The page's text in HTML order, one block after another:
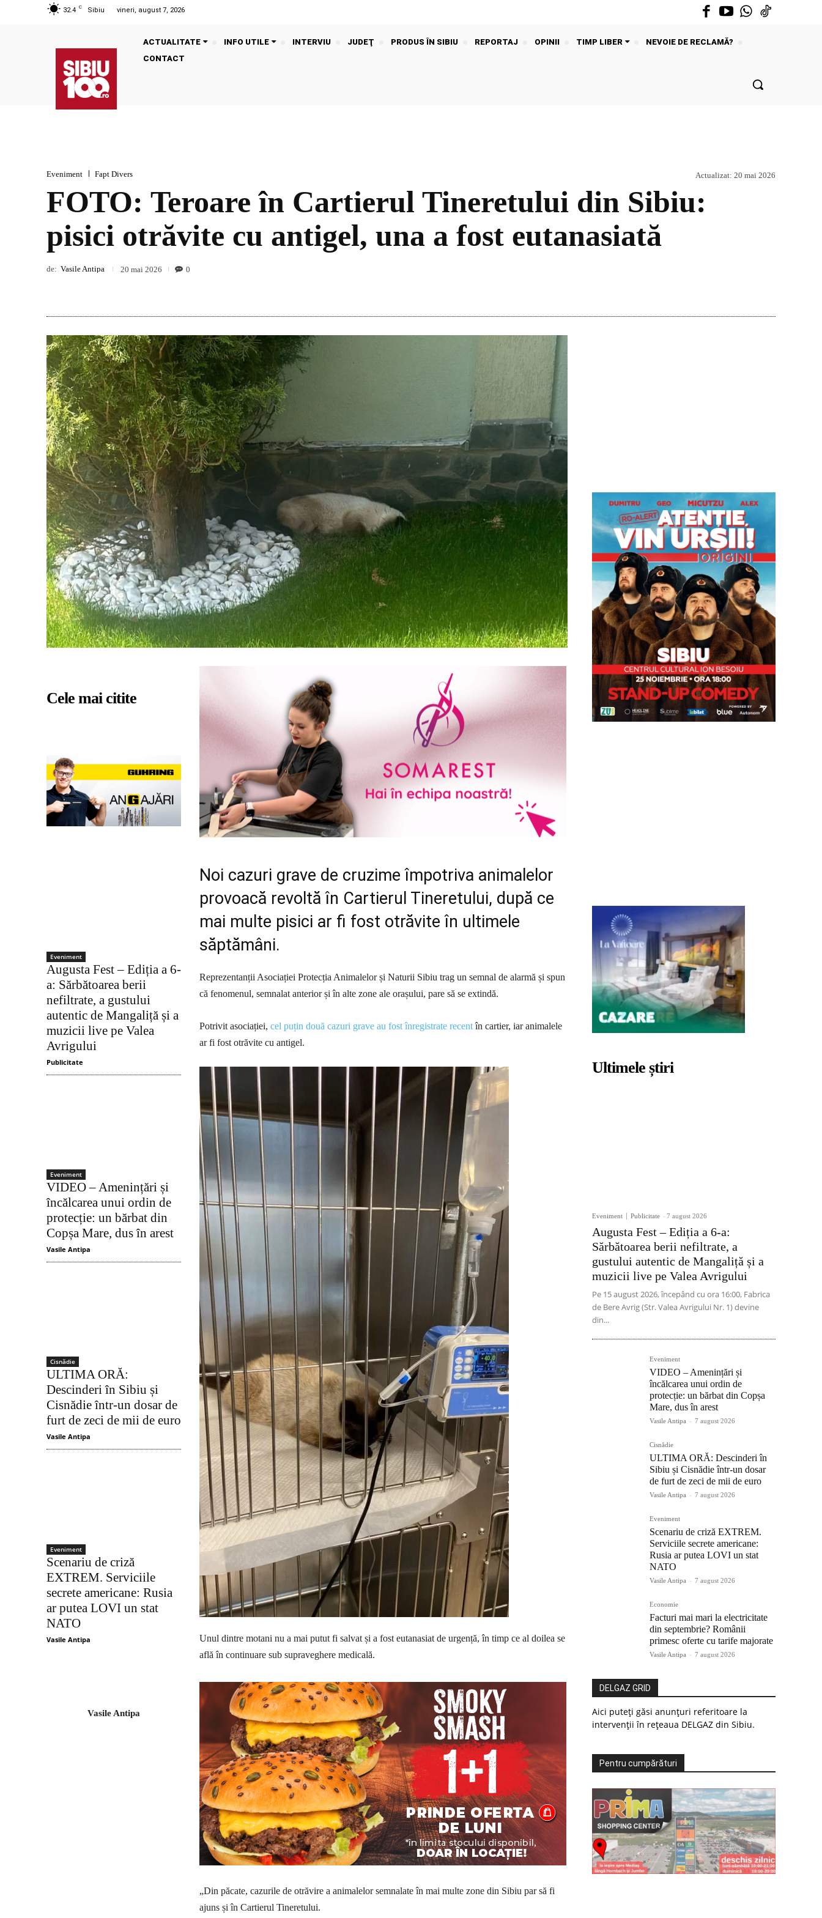
32.4 C Sibiu vineri, august 7, 2026
ACTUALITATE INFO UTILE INTERVIU JUDEŢ PRODUS ÎN SIBIU REPORTAJ OPINII TIMP LIBER
NEVOIE DE RECLAMĂ?
CONTACT
Eveniment Fapt Divers Actualizat: 20 mai 2026
FOTO: Teroare în Cartierul Tineretului din Sibiu:
pisici otrăvite cu antigel, una a fost eutanasiată
de: Vasile Antipa 20 mai 2026 0
Cele mai citite
Eveniment
Augusta Fest – Ediția a 6-
a: Sărbătoarea berii
nefiltrate, a gustului
autentic de Mangaliță și a
muzicii live pe Valea
Avrigului
Publicitate
Eveniment
VIDEO – Amenințări și
încălcarea unui ordin de
protecție: un bărbat din
Copșa Mare, dus în arest
Vasile Antipa
Cisnădie
ULTIMA ORĂ:
Descinderi în Sibiu și
Cisnădie într-un dosar de
furt de zeci de mii de euro
Vasile Antipa
Eveniment
Scenariu de criză
EXTREM. Serviciile
secrete americane: Rusia
ar putea LOVI un stat
NATO
Vasile Antipa
Vasile Antipa
Noi cazuri grave de cruzime împotriva animalelor
provoacă revoltă în Cartierul Tineretului, după ce
mai multe pisici ar fi fost otrăvite în ultimele
săptămâni.
Reprezentanții Asociației Protecția Animalelor și Naturii Sibiu trag un semnal de alarmă și spun
că fenomenul, semnalat anterior și în alte zone ale orașului, pare să se extindă.
Potrivit asociației, cel puțin două cazuri grave au fost înregistrate recentîn cartier, iar animalele
ar fi fost otrăvite cu antigel.
Unul dintre motani nu a mai putut fi salvat și a fost eutanasiat de urgență, în timp ce al doilea se
află în continuare sub supraveghere medicală.
„Din păcate, cazurile de otrăvire a animalelor semnalate în mai multe zone din Sibiu par să fi
ajuns și în Cartierul Tineretului.
Ultimele știri
Eveniment Publicitate - 7 august 2026
Augusta Fest – Ediția a 6-a:
Sărbătoarea berii nefiltrate, a
gustului autentic de Mangaliță și a
muzicii live pe Valea Avrigului
Pe 15 august 2026, începând cu ora 16:00, Fabrica
de Bere Avrig (Str. Valea Avrigului Nr. 1) devine
din...
Eveniment
VIDEO – Amenințări și
încălcarea unui ordin de
protecție: un bărbat din Copșa
Mare, dus în arest
Vasile Antipa - 7 august 2026
Cisnădie
ULTIMA ORĂ: Descinderi în
Sibiu și Cisnădie într-un dosar
de furt de zeci de mii de euro
Vasile Antipa - 7 august 2026
Eveniment
Scenariu de criză EXTREM.
Serviciile secrete americane:
Rusia ar putea LOVI un stat
NATO
Vasile Antipa - 7 august 2026
Economie
Facturi mai mari la electricitate
din septembrie? Românii
primesc oferte cu tarife majorate
Vasile Antipa - 7 august 2026
DELGAZ GRID
Aici puteți găsi anunțuri referitoare la
intervenții în rețeaua DELGAZ din Sibiu.
Pentru cumpărături